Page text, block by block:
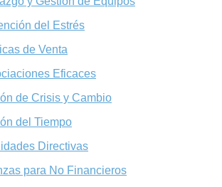
del Estrés
de Venta
Eficaces
de Crisis y Cambio
del Tiempo
Directivas
para No Financieros